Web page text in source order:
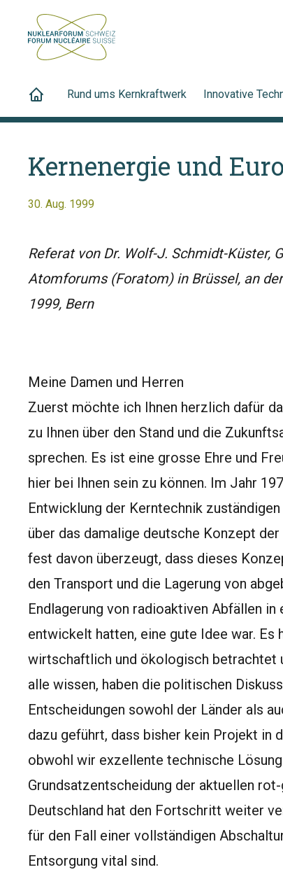
Rund ums Kernkraftwerk Innovative
Kernenergie und
30. Aug. 1999
Referat von Dr. Wolf-J. Schmidt-Küster,
Atomforums (Foratom) in Brüssel, an
1999, Bern
Meine Damen und Herren
Zuerst möchte ich Ihnen herzlich dafür
zu Ihnen über den Stand und die
sprechen. Es ist eine grosse Ehre und
hier bei Ihnen sein zu können. Im Jahr
Entwicklung der Kerntechnik
über das damalige deutsche Konzept
fest davon überzeugt, dass dieses
den Transport und die Lagerung von
Endlagerung von radioaktiven Abfällen
entwickelt hatten, eine gute Idee war. Es
wirtschaftlich und ökologisch betrachtet
alle wissen, haben die politischen
Entscheidungen sowohl der Länder als
dazu geführt, dass bisher kein Projekt in
obwohl wir exzellente technische
Grundsatzentscheidung der aktuellen
Deutschland hat den Fortschritt weiter
für den Fall einer vollständigen
Entsorgung vital sind.